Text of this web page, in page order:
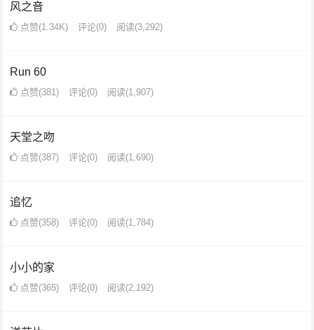
风之音
点赞(1.34K) 评论(0) 阅读(3,292)
Run 60
点赞(381) 评论(0) 阅读(1,907)
天堂之吻
点赞(387) 评论(0) 阅读(1,690)
追忆
点赞(358) 评论(0) 阅读(1,784)
小小的家
点赞(365) 评论(0) 阅读(2,192)